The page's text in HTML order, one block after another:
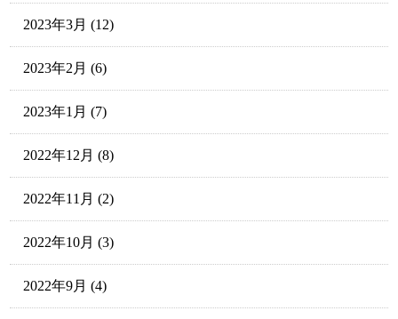
2023年3月 (12)
2023年2月 (6)
2023年1月 (7)
2022年12月 (8)
2022年11月 (2)
2022年10月 (3)
2022年9月 (4)